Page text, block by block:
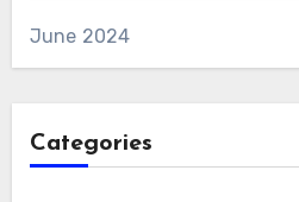
June 2024
Categories